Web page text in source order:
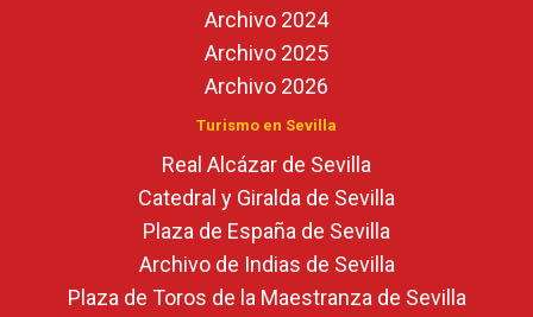
Archivo 2024
Archivo 2025
Archivo 2026
Turismo en Sevilla
Real Alcázar de Sevilla
Catedral y Giralda de Sevilla
Plaza de España de Sevilla
Archivo de Indias de Sevilla
Plaza de Toros de la Maestranza de Sevilla